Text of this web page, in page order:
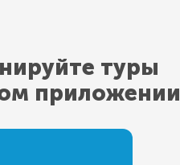
туры
приложении